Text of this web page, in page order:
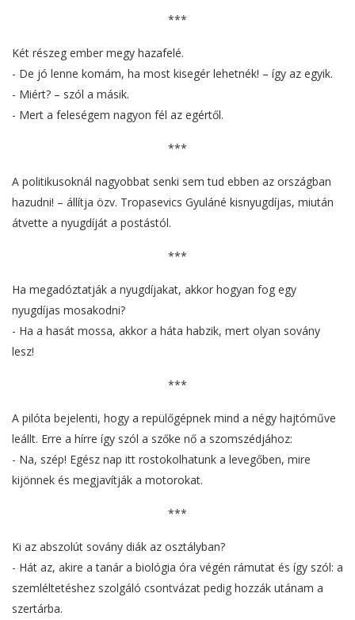
***
Két részeg ember megy hazafelé.
- De jó lenne komám, ha most kisegér lehetnék! – így az egyik.
- Miért? – szól a másik.
- Mert a feleségem nagyon fél az egértől.
***
A politikusoknál nagyobbat senki sem tud ebben az országban
hazudni! – állítja özv. Tropasevics Gyuláné kisnyugdíjas, miután
átvette a nyugdíját a postástól.
***
Ha megadóztatják a nyugdíjakat, akkor hogyan fog egy
nyugdíjas mosakodni?
- Ha a hasát mossa, akkor a háta habzik, mert olyan sovány
lesz!
***
A pilóta bejelenti, hogy a repülőgépnek mind a négy hajtóműve
leállt. Erre a hírre így szól a szőke nő a szomszédjához:
- Na, szép! Egész nap itt rostokolhatunk a levegőben, mire
kijönnek és megjavítják a motorokat.
***
Ki az abszolút sovány diák az osztályban?
- Hát az, akire a tanár a biológia óra végén rámutat és így szól: a
szemléltetéshez szolgáló csontvázat pedig hozzák utánam a
szertárba.